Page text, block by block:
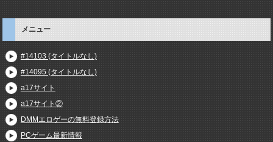
メニュー
#14103 (タイトルなし)
#14095 (タイトルなし)
a17サイト
a17サイト②
DMMエロゲーの無料登録方法
PCゲーム最新情報